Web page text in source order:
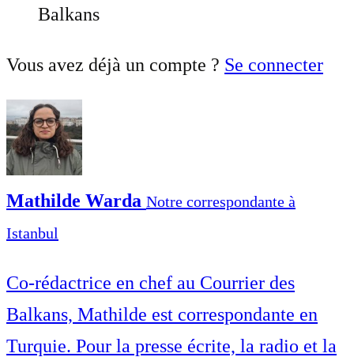
Balkans
Vous avez déjà un compte ? Se connecter
Mathilde Warda Notre correspondante à
Istanbul
Co-rédactrice en chef au Courrier des
Balkans, Mathilde est correspondante en
Turquie. Pour la presse écrite, la radio et la